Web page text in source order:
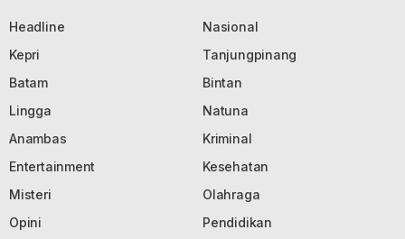
Headline
Nasional
Kepri
Tanjungpinang
Batam
Bintan
Lingga
Natuna
Anambas
Kriminal
Entertainment
Kesehatan
Misteri
Olahraga
Opini
Pendidikan